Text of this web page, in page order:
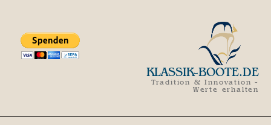
KLASSIK-BOOTE.DE
Tradition & Innovation -
Werte erhalten